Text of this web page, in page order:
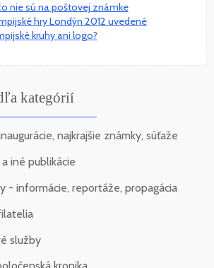
nie sú na poštovej známke
hry Londýn 2012 uvedené
kruhy ani logo?
kategórií
najkrajšie známky, súťaže
iné publikácie
- informácie, reportáže, propagácia
služby